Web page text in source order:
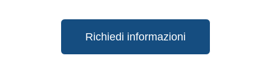
Richiedi informazioni